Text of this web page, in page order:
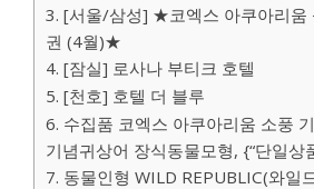
3. [서울/삼성] ★코엑스 아쿠아리움
권 (4월)★
4. [잠실] 로사나 부티크 호텔
5. [천호] 호텔 더 블루
6. 수집품 코엑스 아쿠아리움 소풍
기념귀상어 장식동물모형, {“단일상
7. 동물인형 WILD REPUBLIC(와일